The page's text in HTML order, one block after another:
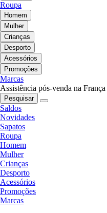
Roupa
Homem
Mulher
Crianças
Desporto
Acessórios
Promoções
Marcas
Assistência pós-venda na França
Pesquisar
Saldos
Novidades
Sapatos
Roupa
Homem
Mulher
Crianças
Desporto
Acessórios
Promoções
Marcas